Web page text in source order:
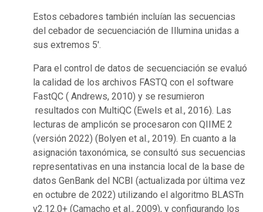
Estos cebadores también incluían las secuencias
del cebador de secuenciación de Illumina unidas a
sus extremos 5'.
Para el control de datos de secuenciación se evaluó
la calidad de los archivos FASTQ con el software
FastQC ( Andrews, 2010) y se resumieron
resultados con MultiQC (Ewels et al., 2016). Las
lecturas de amplicón se procesaron con QIIME 2
(versión 2022) (Bolyen et al., 2019). En cuanto a la
asignación taxonómica, se consultó sus secuencias
representativas en una instancia local de la base de
datos GenBank del NCBI (actualizada por última vez
en octubre de 2022) utilizando el algoritmo BLASTn
v2.12.0+ (Camacho et al., 2009), y configurando los